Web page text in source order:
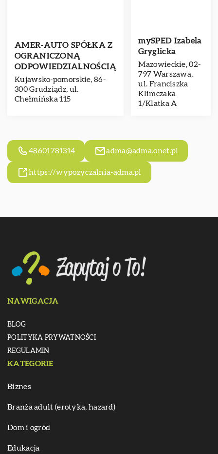
AMER-AUTO SPÓŁKA Z
OGRANICZONĄ
ODPOWIEDZIALNOŚCIĄ
Kujawsko-pomorskie, 86-
300 Grudziądz, ul.
Chełmińska 115
mySPED Izabela
Gryglicka
Mazowieckie, 02-
797 Warszawa,
ul. Franciszka
Klimczaka
1/Klatka A
48601781314 adma@adma.onet.pl
https://wypozyczalnia-adma.pl
NAWIGACJA
BLOG
POLITYKA PRYWATNOŚCI
REGULAMIN
KATEGORIE
Biznes
Branża adult (erotyka, hazard)
Dom i ogród
Edukacja